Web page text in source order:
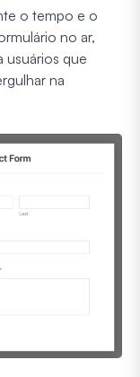
o tempo e o
no ar,
usuários que
na